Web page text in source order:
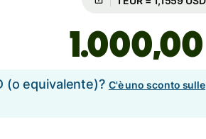
,00
(o equivalente)? C'è uno sconto sulle